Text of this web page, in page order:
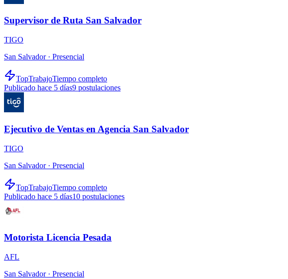
Supervisor de Ruta San Salvador
TIGO
San Salvador · Presencial
TopTrabajoTiempo completo
Publicado hace 5 días9 postulaciones
Ejecutivo de Ventas en Agencia San Salvador
TIGO
San Salvador · Presencial
TopTrabajoTiempo completo
Publicado hace 5 días10 postulaciones
Motorista Licencia Pesada
AFL
San Salvador · Presencial